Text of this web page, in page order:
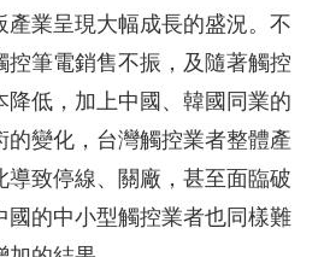
業呈現大幅成長的盛況。不
筆電銷售不振，及隨著觸控
低，加上中國、韓國同業的
變化，台灣觸控業者整體產
致停線、關廠，甚至面臨破
國的中小型觸控業者也同樣難